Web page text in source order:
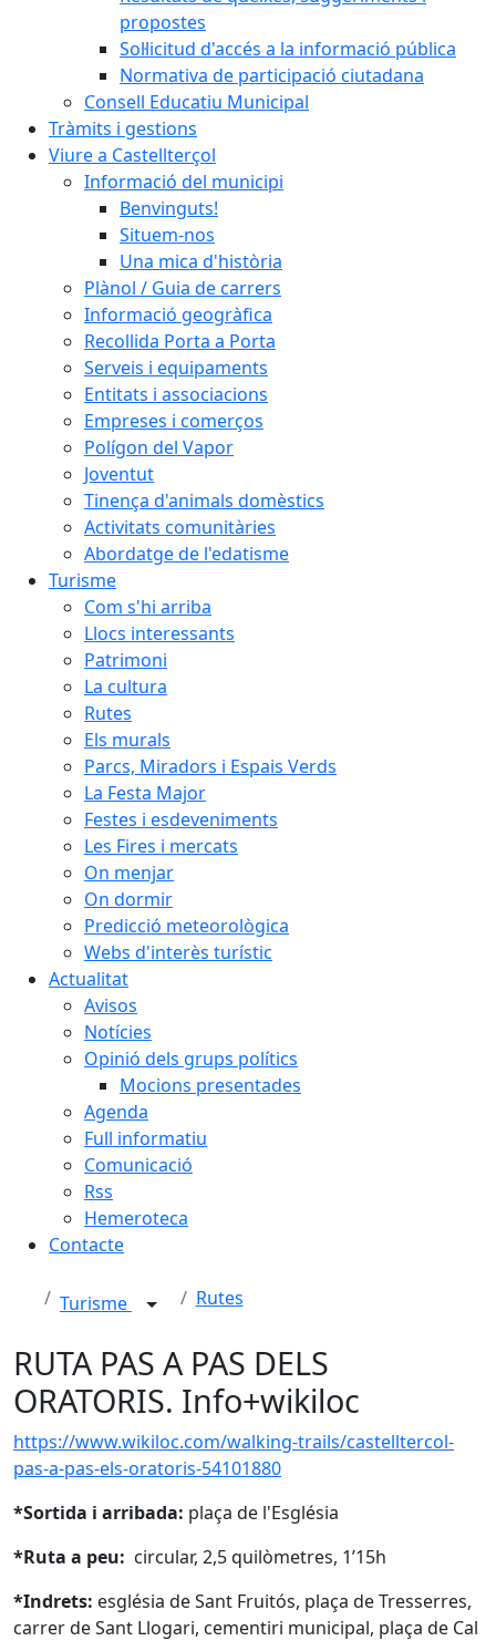
propostes
Sol·licitud d'accés a la informació pública
Normativa de participació ciutadana
Consell Educatiu Municipal
Tràmits i gestions
Viure a Castellterçol
Informació del municipi
Benvinguts!
Situem-nos
Una mica d'història
Plànol / Guia de carrers
Informació geogràfica
Recollida Porta a Porta
Serveis i equipaments
Entitats i associacions
Empreses i comerços
Polígon del Vapor
Joventut
Tinença d'animals domèstics
Activitats comunitàries
Abordatge de l'edatisme
Turisme
Com s'hi arriba
Llocs interessants
Patrimoni
La cultura
Rutes
Els murals
Parcs, Miradors i Espais Verds
La Festa Major
Festes i esdeveniments
Les Fires i mercats
On menjar
On dormir
Predicció meteorològica
Webs d'interès turístic
Actualitat
Avisos
Notícies
Opinió dels grups polítics
Mocions presentades
Agenda
Full informatiu
Comunicació
Rss
Hemeroteca
Contacte
Turisme Rutes
RUTA PAS A PAS DELS
ORATORIS. Info+wikiloc
https://www.wikiloc.com/walking-trails/castelltercol-
pas-a-pas-els-oratoris-54101880
*Sortida i arribada: plaça de l'Església
*Ruta a peu: circular, 2,5 quilòmetres, 1’15h
*Indrets: església de Sant Fruitós, plaça de Tresserres,
carrer de Sant Llogari, cementiri municipal, plaça de Cal